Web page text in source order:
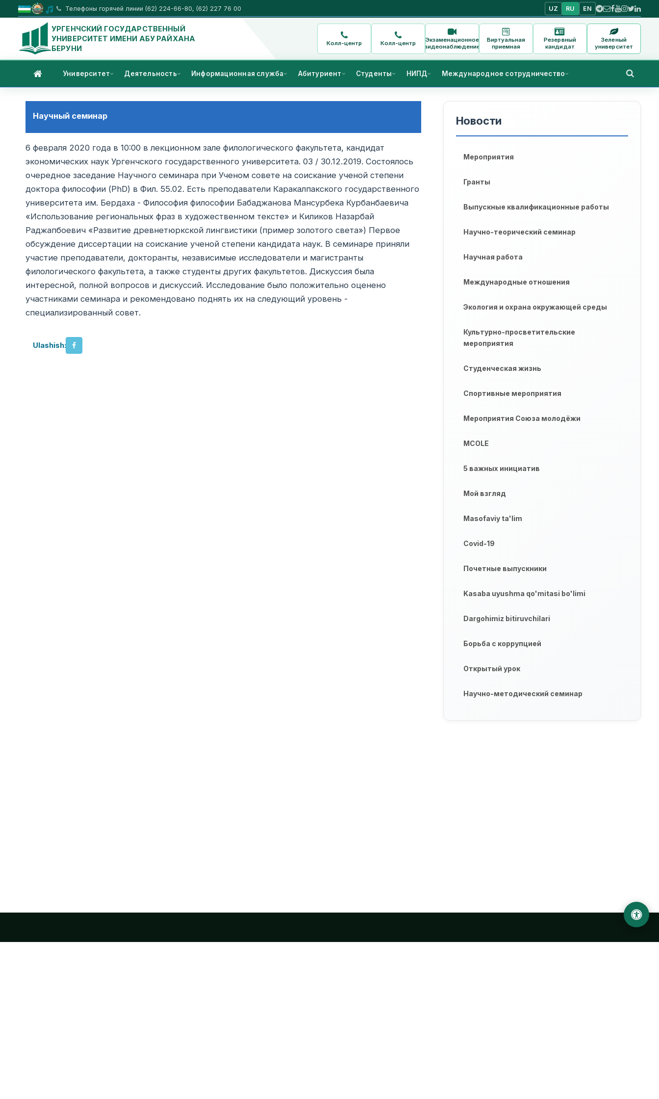
Телефоны горячей линии (62) 224-66-80, (62) 227 76 00 UZ RU EN
УРГЕНЧСКИЙ ГОСУДАРСТВЕННЫЙ
УНИВЕРСИТЕТ ИМЕНИ АБУ РАЙХАНА
БЕРУНИ
Колл-центр Колл-центр
Экзаменационное
видеонаблюдение
Виртуальная
приемная
Резервный
кандидат
Зеленый
университет
Университет Деятельность Информационная служба Абитуриент Студенты НИПД Международное сотрудничество
Научный семинар
6 февраля 2020 года в 10:00 в лекционном зале филологического факультета, кандидат
экономических наук Ургенчского государственного университета. 03 / 30.12.2019. Состоялось
очередное заседание Научного семинара при Ученом совете на соискание ученой степени
доктора философии (PhD) в Фил. 55.02. Есть преподаватели Каракалпакского государственного
университета им. Бердаха - Философия философии Бабаджанова Мансурбека Курбанбаевича
«Использование региональных фраз в художественном тексте» и Киликов Назарбай
Раджапбоевич «Развитие древнетюркской лингвистики (пример золотого света») Первое
обсуждение диссертации на соискание ученой степени кандидата наук. В семинаре приняли
участие преподаватели, докторанты, независимые исследователи и магистранты
филологического факультета, а также студенты других факультетов. Дискуссия была
интересной, полной вопросов и дискуссий. Исследование было положительно оценено
участниками семинара и рекомендовано поднять их на следующий уровень -
специализированный совет.
Ulashish:
Новости
Мероприятия
Гранты
Выпускные квалификационные работы
Научно-теорический семинар
Научная работа
Международные отношения
Экология и охрана окружающей среды
Культурно-просветительские
мероприятия
Студенческая жизнь
Спортивные мероприятия
Мероприятия Союза молодёжи
MCOLE
5 важных инициатив
Мой взгляд
Masofaviy ta'lim
Covid-19
Почетные выпускники
Kasaba uyushma qo'mitasi bo'limi
Dargohimiz bitiruvchilari
Борьба с коррупцией
Открытый урок
Научно-методический семинар